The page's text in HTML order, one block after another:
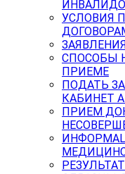
УСЛОВИЯ
СПОСОБЫ
ПРИЕМЕ
ПОДАТЬ
КАБИНЕТ
ПРИЕМ